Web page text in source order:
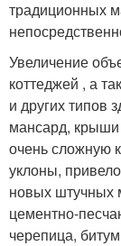
традиционных
Увеличение
коттеджей , а
и других типов
мансард,
очень сложную
уклоны,
новых штучных
цементно-
черепица,